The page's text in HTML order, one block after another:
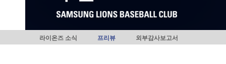
라이온즈 소식 프리뷰 외부감사보고서